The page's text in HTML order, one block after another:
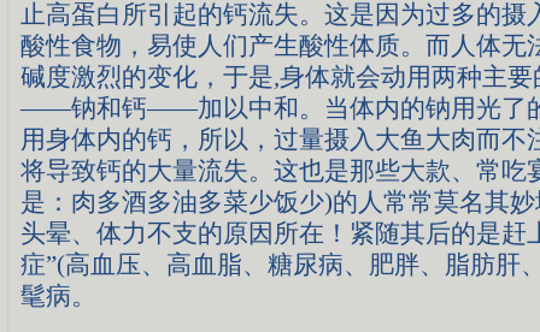
止高蛋白所引起的钙流失。这是因为过多的摄
酸性食物，易使人们产生酸性体质。而人体无
碱度激烈的变化，于是,身体就会动用两种主
——钠和钙——加以中和。当体内的钠用光了
用身体内的钙，所以，过量摄入大鱼大肉而不
将导致钙的大量流失。这也是那些大款、常吃
是：肉多酒多油多菜少饭少)的人常常莫名其
头晕、体力不支的原因所在！紧随其后的是赶
症”(高血压、高血脂、糖尿病、肥胖、脂肪肝
髦病。